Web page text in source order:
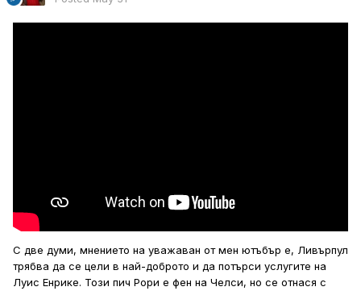
С две думи, мнението на уважаван от мен ютъбър е, Ливърпул
трябва да се цели в най-доброто и да потърси услугите на
Луис Енрике. Този пич Рори е фен на Челси, но се отнася с